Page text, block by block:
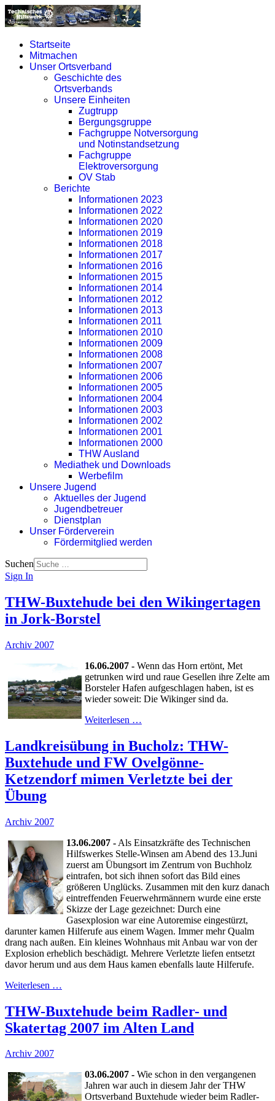
Startseite
Mitmachen
Unser Ortsverband
Geschichte des
Ortsverbands
Unsere Einheiten
Zugtrupp
Bergungsgruppe
Fachgruppe Notversorgung
und Notinstandsetzung
Fachgruppe
Elektroversorgung
OV Stab
Berichte
Informationen 2023
Informationen 2022
Informationen 2020
Informationen 2019
Informationen 2018
Informationen 2017
Informationen 2016
Informationen 2015
Informationen 2014
Informationen 2012
Informationen 2013
Informationen 2011
Informationen 2010
Informationen 2009
Informationen 2008
Informationen 2007
Informationen 2006
Informationen 2005
Informationen 2004
Informationen 2003
Informationen 2002
Informationen 2001
Informationen 2000
THW Ausland
Mediathek und Downloads
Werbefilm
Unsere Jugend
Aktuelles der Jugend
Jugendbetreuer
Dienstplan
Unser Förderverein
Fördermitglied werden
Suchen
Sign In
THW-Buxtehude bei den Wikingertagen
in Jork-Borstel
Archiv 2007
16.06.2007 - Wenn das Horn ertönt, Met
getrunken wird und raue Gesellen ihre Zelte am
Borsteler Hafen aufgeschlagen haben, ist es
wieder soweit: Die Wikinger sind da.
Weiterlesen …
Landkreisübung in Bucholz: THW-
Buxtehude und FW Ovelgönne-
Ketzendorf mimen Verletzte bei der
Übung
Archiv 2007
13.06.2007 - Als Einsatzkräfte des Technischen
Hilfswerkes Stelle-Winsen am Abend des 13.Juni
zuerst am Übungsort im Zentrum von Buchholz
eintrafen, bot sich ihnen sofort das Bild eines
größeren Unglücks. Zusammen mit den kurz danach
eintreffenden Feuerwehrmännern wurde eine erste
Skizze der Lage gezeichnet: Durch eine
Gasexplosion war eine Autoremise eingestürzt,
darunter kamen Hilferufe aus einem Wagen. Immer mehr Qualm
drang nach außen. Ein kleines Wohnhaus mit Anbau war von der
Explosion erheblich beschädigt. Mehrere Verletzte liefen entsetzt
davor herum und aus dem Haus kamen ebenfalls laute Hilferufe.
Weiterlesen …
THW-Buxtehude beim Radler- und
Skatertag 2007 im Alten Land
Archiv 2007
03.06.2007 - Wie schon in den vergangenen
Jahren war auch in diesem Jahr der THW
Ortsverband Buxtehude wieder beim Radler-